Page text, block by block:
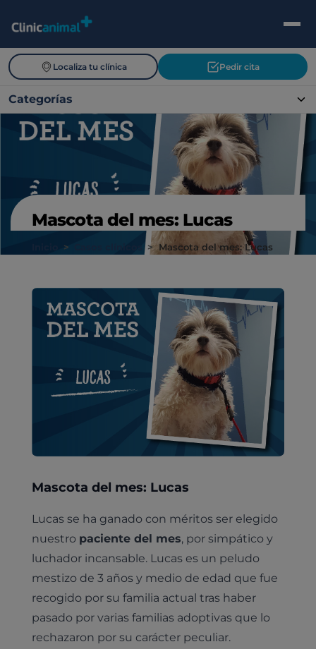
Localiza tu clínica Pedir cita
Categorías
Mascota del mes: Lucas
> > Mascota del mes: Lucas
Mascota del mes: Lucas
Lucas se ha ganado con méritos ser elegido
nuestro paciente del mes, por simpático y
luchador incansable. Lucas es un peludo
mestizo de 3 años y medio de edad que fue
recogido por su familia actual tras haber
pasado por varias familias adoptivas que lo
rechazaron por su carácter peculiar.